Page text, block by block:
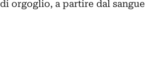
orgoglio, a partire dal sangue